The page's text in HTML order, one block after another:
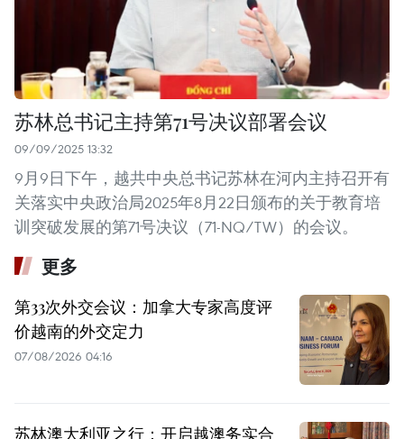
苏林总书记主持第71号决议部署会议
09/09/2025 13:32
9月9日下午，越共中央总书记苏林在河内主持召开有
关落实中央政治局2025年8月22日颁布的关于教育培
训突破发展的第71号决议（71-NQ/TW）的会议。
更多
第33次外交会议：加拿大专家高度评
价越南的外交定力
07/08/2026 04:16
苏林澳大利亚之行：开启越澳务实合